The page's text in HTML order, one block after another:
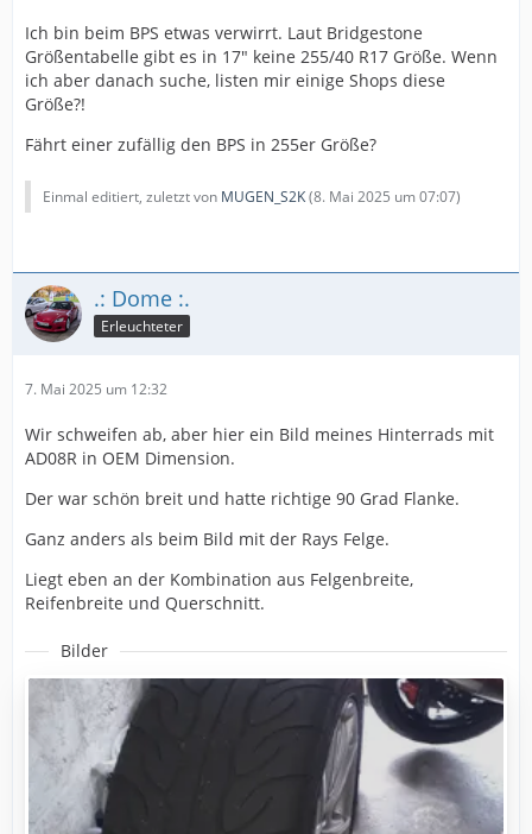
Ich bin beim BPS etwas verwirrt. Laut Bridgestone
Größentabelle gibt es in 17" keine 255/40 R17 Größe. Wenn
ich aber danach suche, listen mir einige Shops diese
Größe?!
Fährt einer zufällig den BPS in 255er Größe?
Einmal editiert, zuletzt von MUGEN_S2K(8. Mai 2025 um 07:07)
.: Dome :.
Erleuchteter
7. Mai 2025 um 12:32
Wir schweifen ab, aber hier ein Bild meines Hinterrads mit
AD08R in OEM Dimension.
Der war schön breit und hatte richtige 90 Grad Flanke.
Ganz anders als beim Bild mit der Rays Felge.
Liegt eben an der Kombination aus Felgenbreite,
Reifenbreite und Querschnitt.
Bilder